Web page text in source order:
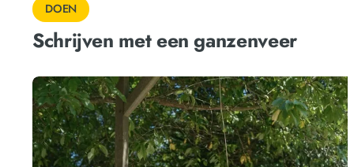
DOEN
Schrijven met een ganzenveer